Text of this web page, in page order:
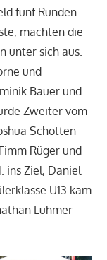
fünf Runden
machten die
unter sich aus.
und
Bauer und
Zweiter vom
Schotten
Rüger und
ins Ziel, Daniel
U13 kam
Luhmer